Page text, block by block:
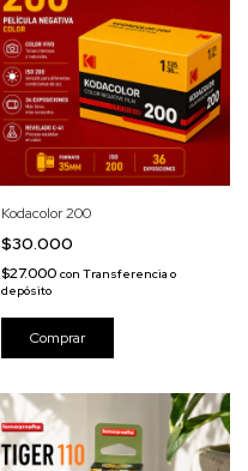
Kodacolor 200
$30.000
$27.000 con Transferencia o
depósito